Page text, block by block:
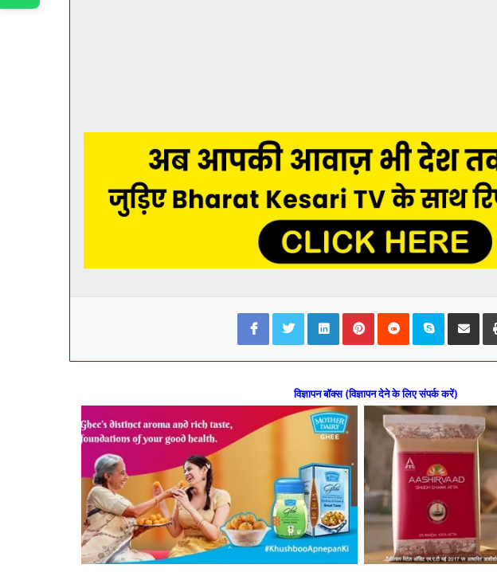
FacebookTwitterLinkedInPinterestReddit Skype Share via
विज्ञापन बॉक्स (विज्ञापन देने के लिए संपर्क करें)